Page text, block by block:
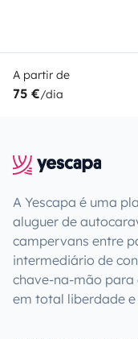
A partir de
75 €/dia
A Yescapa é uma
aluguer de
campervans entre
intermediário de
chave-na-mão para
em total liberdade e